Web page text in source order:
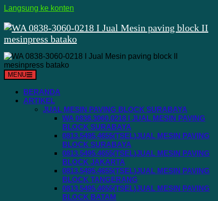
Langsung ke konten
MENU
BERANDA
ARTIKEL
JUAL MESIN PAVING BLOCK SURABAYA
WA 0838.3060.0218 I JUAL MESIN PAVING
BLOCK SURABAYA
0813.5495.4655(TSEL)JUAL MESIN PAVING
BLOCK SURABAYA
0813.5495.4655(TSEL)JUAL MESIN PAVING
BLOCK JAKARTA
0813.5495.4655(TSEL)JUAL MESIN PAVING
BLOCK TANGERANG
0813.5495.4655(TSEL)JUAL MESIN PAVING
BLOCK BATAM